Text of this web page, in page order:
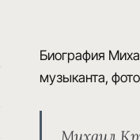
Биография
музыканта,
Михаил